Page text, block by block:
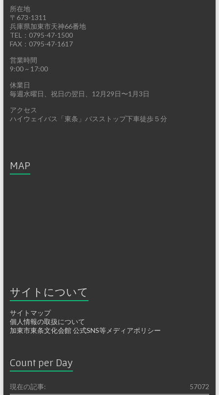
所在地
〒673-1311
兵庫県加東市天神66番地
TEL：0795-47-1500
FAX：0795-47-1617
営業時間
9:00 ~ 17:00
休業日
毎週水曜日、祝日の翌日、12月29日〜1月3日
アクセス
ハイウェイバス「東条」バスストップ下車徒歩５分
MAP
サイトについて
サイトマップ
個人情報の取扱について
加東市東条文化会館 公式SNS等メディアポリシー
Count per Day
57072
現在の記事: